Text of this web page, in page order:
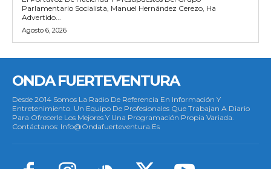
Parlamentario Socialista, Manuel Hernández Cerezo, Ha
Advertido...
Agosto 6, 2026
ONDA FUERTEVENTURA
Desde 2014 Somos La Radio De Referencia En Información Y
Entretenimiento. Un Equipo De Profesionales Que Trabajan A Diario
Para Ofrecerle Los Mejores Y Una Programación Propia Variada.
Contáctanos: Info@ondafuerteventura.es